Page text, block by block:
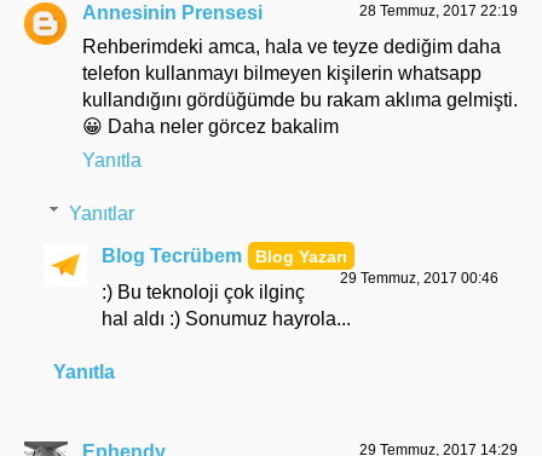
Annesinin Prensesi 28 Temmuz, 2017 22:19
Rehberimdeki amca, hala ve teyze dediğim daha
telefon kullanmayı bilmeyen kişilerin whatsapp
kullandığını gördüğümde bu rakam aklıma gelmişti.
😀 Daha neler görcez bakalim
Yanıtla
Yanıtlar
Blog Tecrübem
29 Temmuz, 2017 00:46
:) Bu teknoloji çok ilginç
hal aldı :) Sonumuz hayrola...
Yanıtla
29 Temmuz, 2017 14:29